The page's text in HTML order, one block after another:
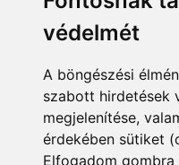
védelmét
A böngészési
szabott hirdetések
megjelenítése,
érdekében sütiket
Elfogadom